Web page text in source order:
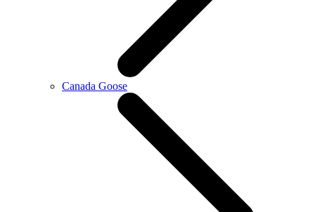
Canada Goose